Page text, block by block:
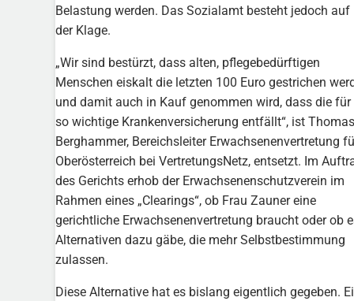
Belastung werden. Das Sozialamt besteht jedoch auf
der Klage.
„Wir sind bestürzt, dass alten, pflegebedürftigen
Menschen eiskalt die letzten 100 Euro gestrichen
und damit auch in Kauf genommen wird, dass die für
so wichtige Krankenversicherung entfällt“, ist Thomas
Berghammer, Bereichsleiter Erwachsenenvertretung
Oberösterreich bei VertretungsNetz, entsetzt. Im
des Gerichts erhob der Erwachsenenschutzverein im
Rahmen eines „Clearings“, ob Frau Zauner eine
gerichtliche Erwachsenenvertretung braucht oder ob
Alternativen dazu gäbe, die mehr Selbstbestimmung
zulassen.
Diese Alternative hat es bislang eigentlich gegeben.